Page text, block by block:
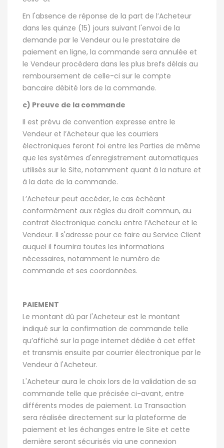
En l'absence de réponse de la part de l’Acheteur
dans les quinze (15) jours suivant l'envoi de la
demande par le Vendeur ou le prestataire de
paiement en ligne, la commande sera annulée et
le Vendeur procèdera dans les plus brefs délais au
remboursement de celle-ci sur le compte
bancaire débité lors de la commande.
c) Preuve de la commande
Il est prévu de convention expresse entre le
Vendeur et l’Acheteur que les courriers
électroniques feront foi entre les Parties de même
que les systèmes d'enregistrement automatiques
utilisés sur le Site, notamment quant à la nature et
à la date de la commande.
L’Acheteur peut accéder, le cas échéant
conformément aux règles du droit commun, au
contrat électronique conclu entre l’Acheteur et le
Vendeur. Il s'adresse pour ce faire au Service Client
auquel il fournira toutes les informations
nécessaires, notamment le numéro de
commande et ses coordonnées.
PAIEMENT
Le montant dû par l'Acheteur est le montant
indiqué sur la confirmation de commande telle
qu’affiché sur la page internet dédiée à cet effet
et transmis ensuite par courrier électronique par le
Vendeur à l'Acheteur.
L'Acheteur aura le choix lors de la validation de sa
commande telle que précisée ci-avant, entre
différents modes de paiement. La Transaction
sera réalisée directement sur la plateforme de
paiement et les échanges entre le Site et cette
dernière seront sécurisés via une connexion